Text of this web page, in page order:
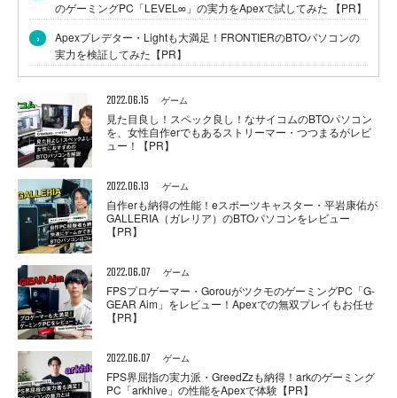
のゲーミングPC「LEVEL∞」の実力をApexで試してみた 【PR】
›
Apexプレデター・Lightも大満足！FRONTIERのBTOパソコンの
実力を検証してみた【PR】
2022.06.15 ゲーム
見た目良し！スペック良し！なサイコムのBTOパソコン
を、女性自作erでもあるストリーマー・つつまるがレビ
ュー！【PR】
2022.06.13 ゲーム
自作erも納得の性能！eスポーツキャスター・平岩康佑が
GALLERIA（ガレリア）のBTOパソコンをレビュー
【PR】
2022.06.07 ゲーム
FPSプロゲーマー・GorouがツクモのゲーミングPC「G-
GEAR Aim」をレビュー！Apexでの無双プレイもお任せ
【PR】
2022.06.07 ゲーム
FPS界屈指の実力派・GreedZzも納得！arkのゲーミング
PC「arkhive」の性能をApexで体験【PR】